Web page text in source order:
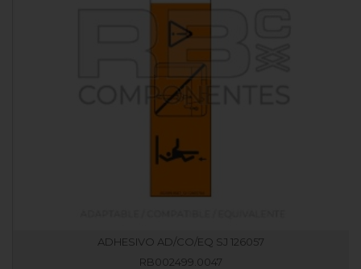
ADHESIVO AD/CO/EQ SJ 126057
RB002499.0047